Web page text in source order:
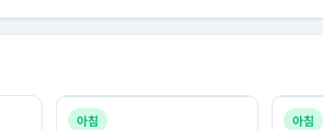
아침 아침